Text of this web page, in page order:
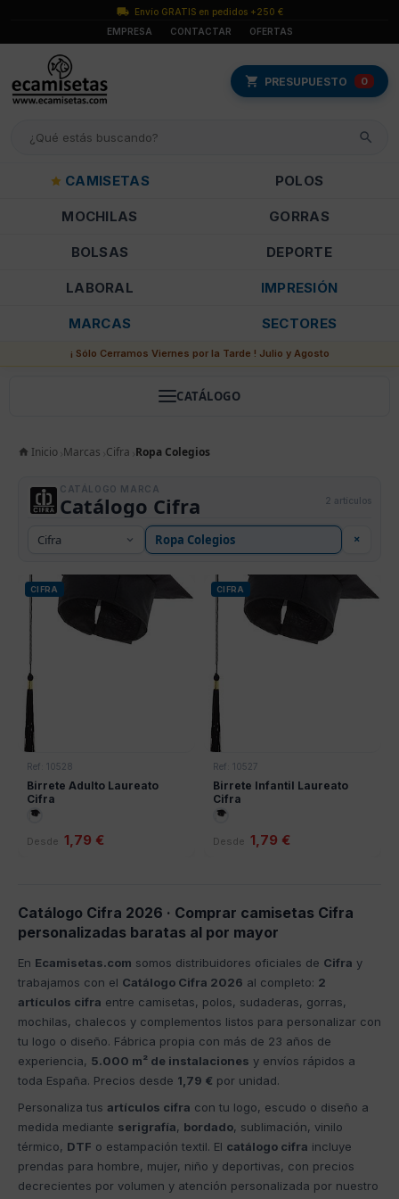
Envío GRATIS en pedidos +250 €
EMPRESA
CONTACTAR OFERTAS
PRESUPUESTO 0
CAMISETAS POLOS
MOCHILAS GORRAS
BOLSAS DEPORTE
LABORAL IMPRESIÓN
MARCAS SECTORES
¡ Sólo Cerramos Viernes por la Tarde ! Julio y Agosto
CATÁLOGO
Inicio Marcas Cifra Ropa Colegios
CATÁLOGO MARCA
Catálogo Cifra
×
2 artículos
CIFRA
Ref: 10528
Birrete Adulto Laureato
Cifra
Desde 1,79 €
CIFRA
Ref: 10527
Birrete Infantil Laureato
Cifra
Desde 1,79 €
Catálogo Cifra 2026 · Comprar camisetas Cifra
personalizadas baratas al por mayor
En Ecamisetas.com somos distribuidores oficiales de Cifra y
trabajamos con el Catálogo Cifra 2026 al completo: 2
artículos cifra entre camisetas, polos, sudaderas, gorras,
mochilas, chalecos y complementos listos para personalizar con
tu logo o diseño. Fábrica propia con más de 23 años de
experiencia, 5.000 m² de instalaciones y envíos rápidos a
toda España. Precios desde 1,79 € por unidad.
Personaliza tus artículos cifra con tu logo, escudo o diseño a
medida mediante serigrafía, bordado, sublimación, vinilo
térmico, DTF o estampación textil. El catálogo cifra incluye
prendas para hombre, mujer, niño y deportivas, con precios
decrecientes por volumen y atención personalizada por nuestro